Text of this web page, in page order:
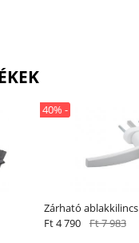
Zárható ablakkilincs
40% -
Ft 4 790 Ft 7 983